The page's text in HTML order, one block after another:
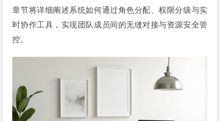
章节将详细阐述系统如何通过角色分配、权限分级与实
时协作工具，实现团队成员间的无缝对接与资源安全管
控。